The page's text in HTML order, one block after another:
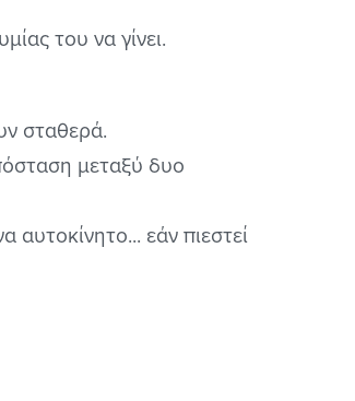
του να γίνει.
σταθερά.
μεταξύ δυο
αυτοκίνητο... εάν πιεστεί